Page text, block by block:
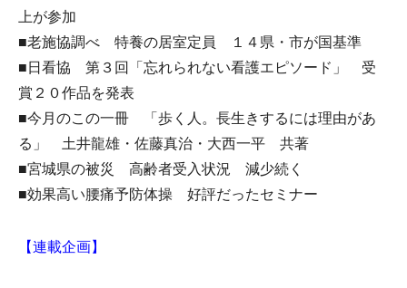
上が参加
■老施協調べ 特養の居室定員 １４県・市が国基準
■日看協 第３回「忘れられない看護エピソード」 受
賞２０作品を発表
■今月のこの一冊 「歩く人。長生きするには理由があ
る」 土井龍雄・佐藤真治・大西一平 共著
■宮城県の被災 高齢者受入状況 減少続く
■効果高い腰痛予防体操 好評だったセミナー
【連載企画】